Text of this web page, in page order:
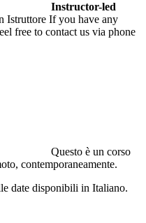
Instructor-led
Istruttore If you have any
free to contact us via phone
Questo è un corso
contemporaneamente.
date disponibili in Italiano.